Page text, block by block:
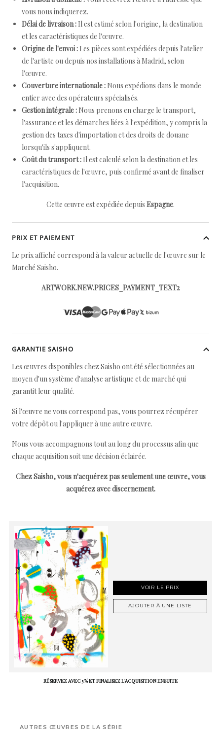
vous nous indiquerez.
Délai de livraison : Il est estimé selon l'origine, la destination
et les caractéristiques de l'œuvre.
Origine de l'envoi : Les pièces sont expédiées depuis l'atelier
de l'artiste ou depuis nos installations à Madrid, selon
l'œuvre.
Couverture internationale : Nous expédions dans le monde
entier avec des opérateurs spécialisés.
Gestion intégrale : Nous prenons en charge le transport,
l'assurance et les démarches liées à l'expédition, y compris la
gestion des taxes d'importation et des droits de douane
lorsqu'ils s'appliquent.
Coût du transport : Il est calculé selon la destination et les
caractéristiques de l'œuvre, puis confirmé avant de finaliser
l'acquisition.
Cette œuvre est expédiée depuis Espagne.
PRIX ET PAIEMENT
Le prix affiché correspond à la valeur actuelle de l'œuvre sur le
Marché Saisho.
ARTWORK.NEW.PRICES_PAYMENT_TEXT2
GARANTIE SAISHO
Les œuvres disponibles chez Saisho ont été sélectionnées au
moyen d'un système d'analyse artistique et de marché qui
garantit leur qualité.
Si l'œuvre ne vous correspond pas, vous pourrez récupérer
votre dépôt ou l'appliquer à une autre œuvre.
Nous vous accompagnons tout au long du processus afin que
chaque acquisition soit une décision éclairée.
Chez Saisho, vous n'acquérez pas seulement une œuvre, vous
acquérez avec discernement.
VOIR LE PRIX
AJOUTER À UNE LISTE
RÉSERVEZ AVEC 5 % ET FINALISEZ L'ACQUISITION ENSUITE
AUTRES ŒUVRES DE LA SÉRIE